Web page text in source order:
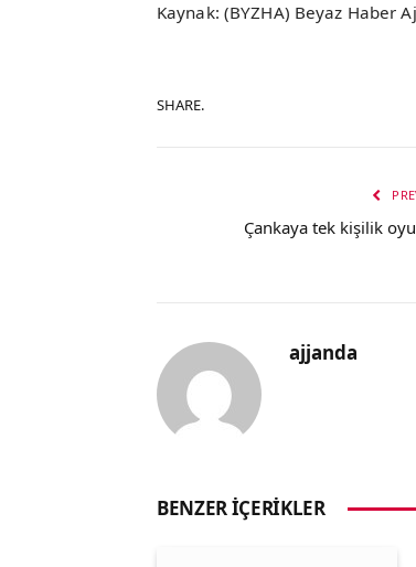
Kaynak: (BYZHA) Beyaz Haber
SHARE.
Çankaya tek kişilik
ajjanda
BENZER İÇERIKLER